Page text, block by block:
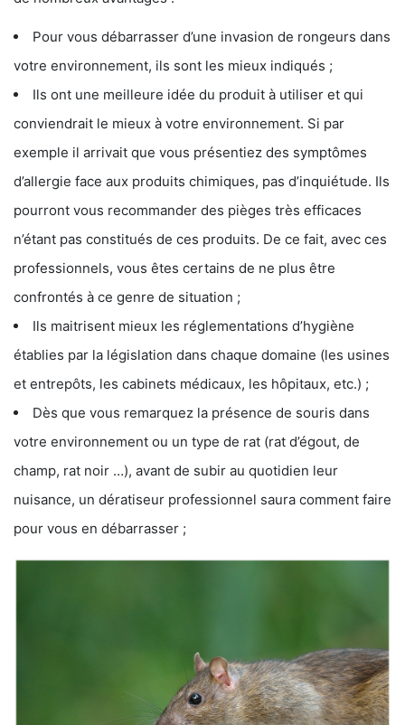
Pour vous débarrasser d’une invasion de rongeurs dans
votre environnement, ils sont les mieux indiqués ;
Ils ont une meilleure idée du produit à utiliser et qui
conviendrait le mieux à votre environnement. Si par
exemple il arrivait que vous présentiez des symptômes
d’allergie face aux produits chimiques, pas d’inquiétude. Ils
pourront vous recommander des pièges très efficaces
n’étant pas constitués de ces produits. De ce fait, avec ces
professionnels, vous êtes certains de ne plus être
confrontés à ce genre de situation ;
Ils maitrisent mieux les réglementations d’hygiène
établies par la législation dans chaque domaine (les usines
et entrepôts, les cabinets médicaux, les hôpitaux, etc.) ;
Dès que vous remarquez la présence de souris dans
votre environnement ou un type de rat (rat d’égout, de
champ, rat noir …), avant de subir au quotidien leur
nuisance, un dératiseur professionnel saura comment faire
pour vous en débarrasser ;